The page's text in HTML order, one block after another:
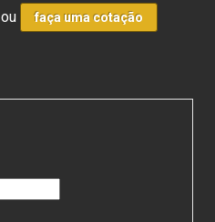
ou faça uma cotação